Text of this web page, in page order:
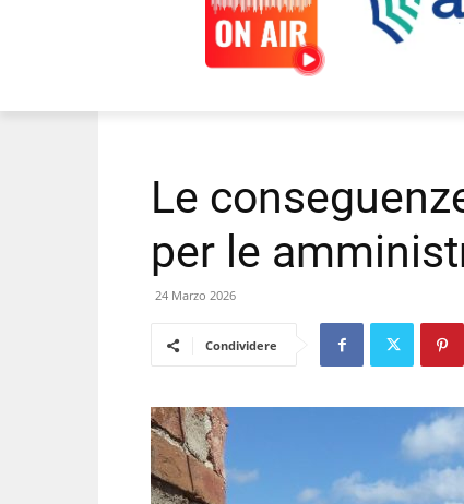
Le
per le
24 Marzo 2026
Condividere